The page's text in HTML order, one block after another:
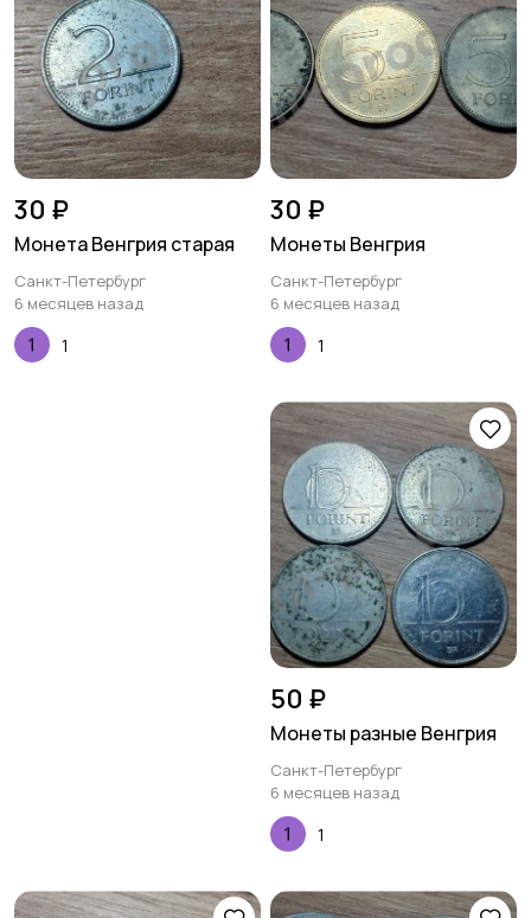
30 ₽
Монета Венгрия старая
Санкт-Петербург
6 месяцев назад
1
30 ₽
Монеты Венгрия
Санкт-Петербург
6 месяцев назад
1
50 ₽
Монеты разные Венгрия
Санкт-Петербург
6 месяцев назад
1